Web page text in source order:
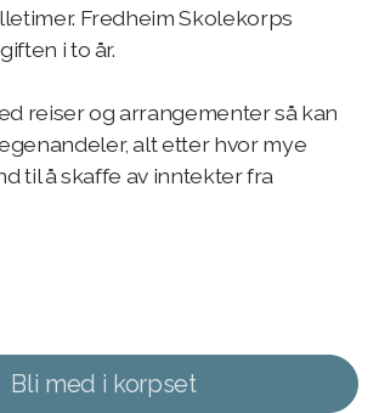
Fredheim Skolekorps
i to år.
reiser og arrangementer så kan
alt etter hvor mye
til å skaffe av inntekter fra
Bli med i korpset